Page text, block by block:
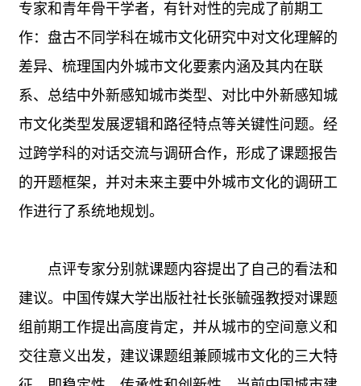
专家和青年骨干学者，有针对性的完成了前期工
作：盘古不同学科在城市文化研究中对文化理解的
差异、梳理国内外城市文化要素内涵及其内在联
系、总结中外新感知城市类型、对比中外新感知城
市文化类型发展逻辑和路径特点等关键性问题。经
过跨学科的对话交流与调研合作，形成了课题报告
的开题框架，并对未来主要中外城市文化的调研工
作进行了系统地规划。
点评专家分别就课题内容提出了自己的看法和
建议。中国传媒大学出版社社长张毓强教授对课题
组前期工作提出高度肯定，并从城市的空间意义和
交往意义出发，建议课题组兼顾城市文化的三大特